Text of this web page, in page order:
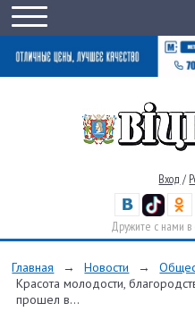
Вход /
Дружите с нами в
Главная → Новости →
Красота молодости,
прошел в...